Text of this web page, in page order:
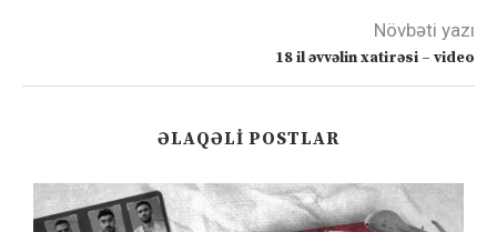
Növbəti yazı
18 il əvvəlin xatirəsi – video
ƏLAQƏLI POSTLAR